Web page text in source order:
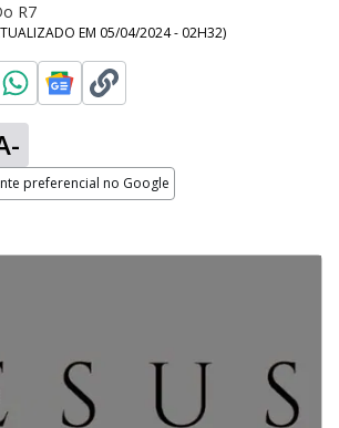
R7
EM 05/04/2024 - 02H32)
preferencial no Google